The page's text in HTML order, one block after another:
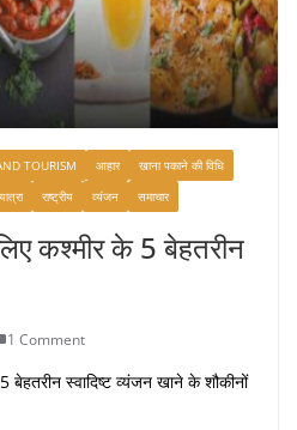
TOURISM आहार
खाना पकाने की विधि
यात्रा राष्ट्रीय व्यंजन समाचार
कश्मीर के 5 बेहतरीन
1 Comment
स्वादिष्ट व्यंजन खाने के शौकीनों